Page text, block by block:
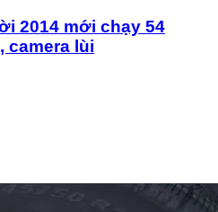
2014 mới chạy 54
camera lùi